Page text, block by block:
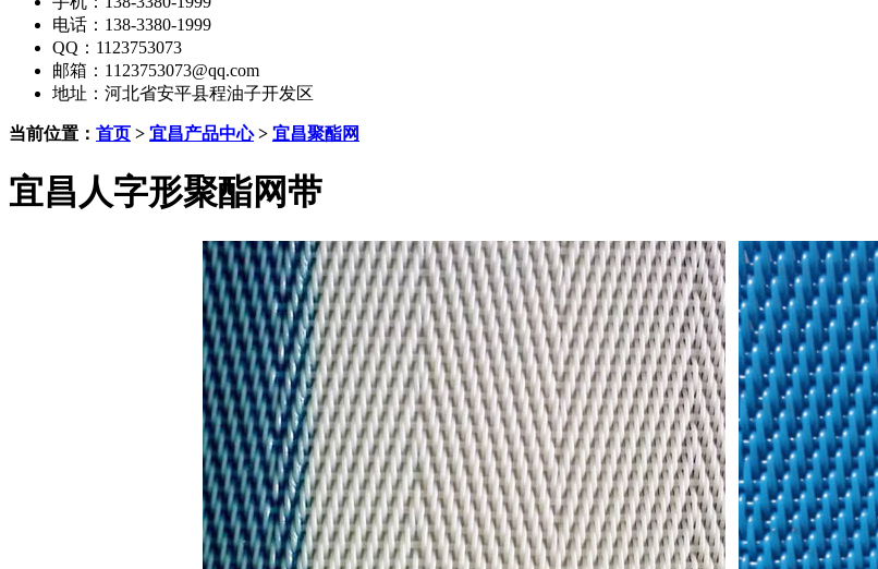
电话：138-3380-1999
QQ：1123753073
邮箱：1123753073@qq.com
地址：河北省安平县程油子开发区
当前位置： 首页 > 宜昌产品中心> 宜昌聚酯网
宜昌人字形聚酯网带